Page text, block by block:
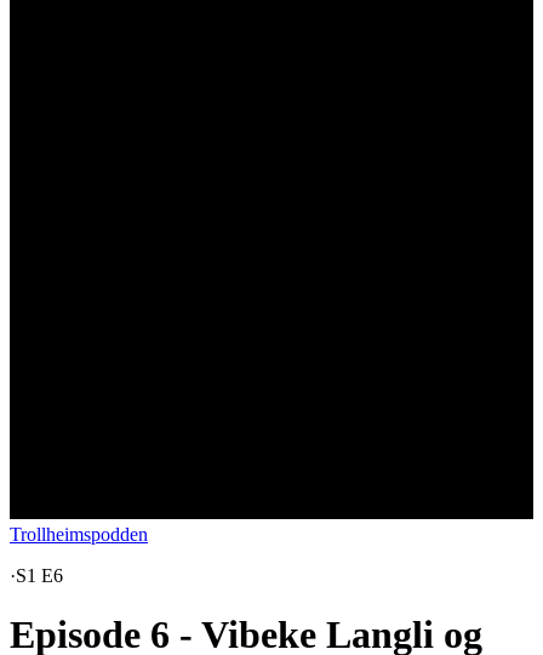
Trollheimspodden
·S1 E6
Episode 6 - Vibeke Langli og